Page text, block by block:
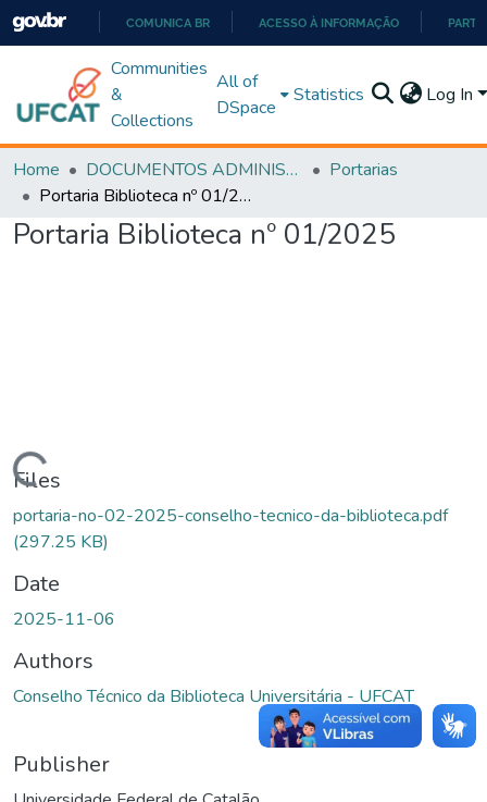
PARA
O
COMUNICA BR ACESSO À INFORMAÇÃO
Communities
&
Collections
All of
DSpace
Statistics Log In
Home DOCUMENTOS ADMINISTRATIVOS
Portarias
Portaria Biblioteca nº 01/2025
Portaria Biblioteca nº 01/2025
Loading...
Files
portaria-no-02-2025-conselho-tecnico-da-biblioteca.pdf
(297.25 KB)
Date
2025-11-06
Authors
Conselho Técnico da Biblioteca Universitária - UFCAT
Publisher